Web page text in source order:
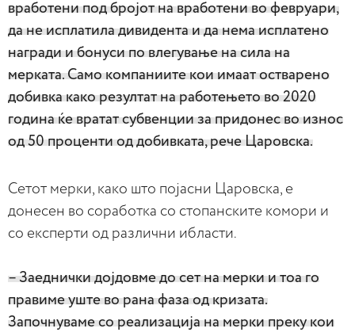
вработени под бројот на вработени во февруари,
да не исплатила дивидента и да нема исплатено
награди и бонуси по влегување на сила на
мерката. Само компаниите кои имаат остварено
добивка како резултат на работењето во 2020
година ќе вратат субвенции за придонес во износ
од 50 проценти од добивката, рече Царовска.
Сетот мерки, како што појасни Царовска, е
донесен во соработка со стопанските комори и
со експерти од различни ибласти.
– Заеднички дојдовме до сет на мерки и тоа го
правиме уште во рана фаза од кризата.
Започнуваме со реализација на мерки преку кои